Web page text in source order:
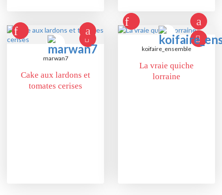
marwan7
Cake aux lardons et
tomates cerises
koifaire_ensemble
La vraie quiche
lorraine